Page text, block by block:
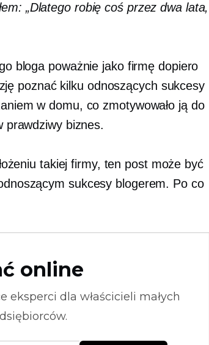
„Dlatego robię coś przez dwa lata,
bloga poważnie jako firmę dopiero
poznać kilku odnoszących sukcesy
w domu, co zmotywowało ją do
prawdziwy biznes.
takiej firmy, ten post może być
sukcesy blogerem. Po co
online
eksperci dla właścicieli małych